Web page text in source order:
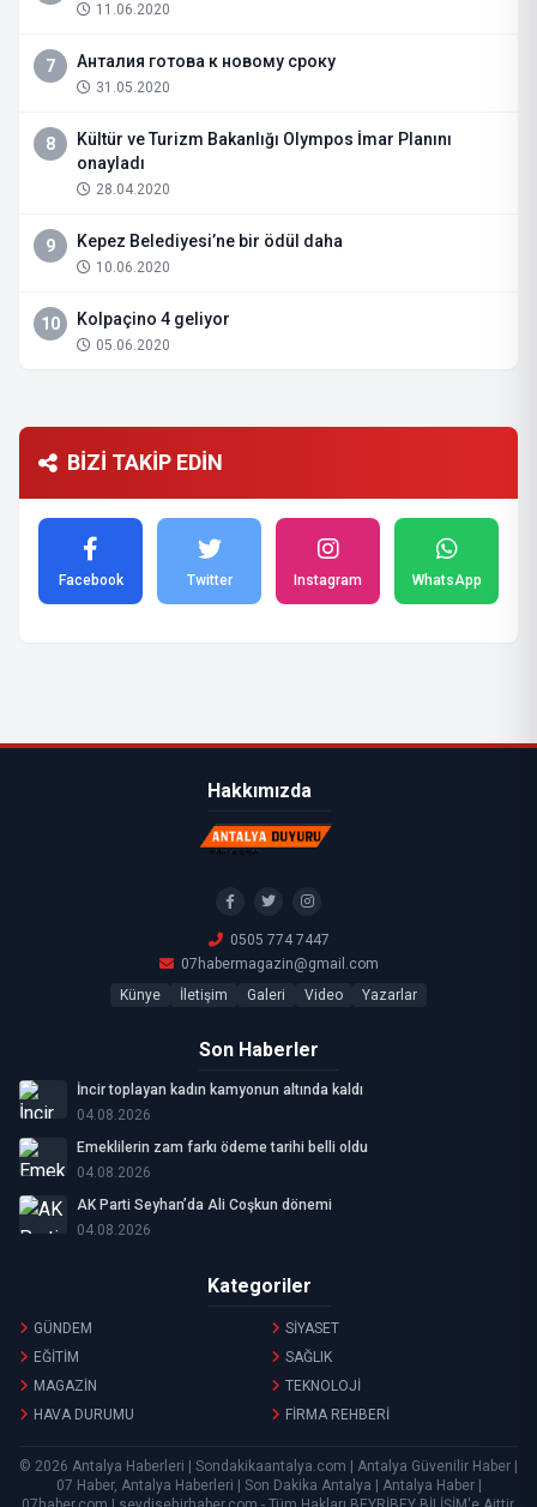
11.06.2020
7 Анталия готова к новому сроку
31.05.2020
8
Kültür ve Turizm Bakanlığı Olympos İmar Planını
onayladı
28.04.2020
9 Kepez Belediyesi’ne bir ödül daha
10.06.2020
10 Kolpaçino 4 geliyor
05.06.2020
BİZİ TAKİP EDİN
Facebook Twitter Instagram WhatsApp
Hakkımızda
0505 774 7447
07habermagazin@gmail.com
Künye
İletişim Galeri Video Yazarlar
Son Haberler
İncir toplayan kadın kamyonun altında kaldı
04.08.2026
Emeklilerin zam farkı ödeme tarihi belli oldu
04.08.2026
AK Parti Seyhan’da Ali Coşkun dönemi
04.08.2026
Kategoriler
GÜNDEM
SİYASET
EĞİTİM
SAĞLIK
MAGAZİN
TEKNOLOJİ
HAVA DURUMU
FİRMA REHBERİ
© 2026 Antalya Haberleri | Sondakikaantalya.com | Antalya Güvenilir Haber |
07 Haber, Antalya Haberleri | Son Dakika Antalya | Antalya Haber |